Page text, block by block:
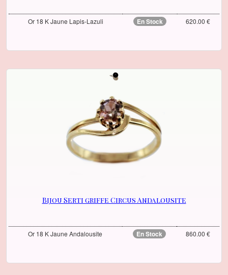
Or 18 K Jaune Lapis-Lazuli En Stock 620.00 €
Bijou Serti griffe Circus Andalousite
Or 18 K Jaune Andalousite En Stock 860.00 €